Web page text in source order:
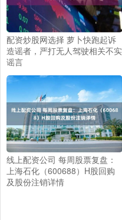
配资炒股网选择 萝卜快跑起诉
造谣者，严打无人驾驶相关不实
谣言
线上配资公司 每周股票复盘：
上海石化（600688）H股回购
及股份注销详情